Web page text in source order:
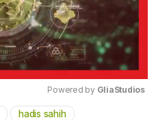
Powered by GliaStudios
hadis sahih